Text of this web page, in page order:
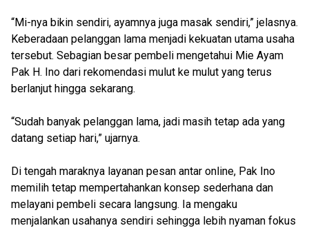
“Mi-nya bikin sendiri, ayamnya juga masak sendiri,” jelasnya.
Keberadaan pelanggan lama menjadi kekuatan utama usaha
tersebut. Sebagian besar pembeli mengetahui Mie Ayam
Pak H. Ino dari rekomendasi mulut ke mulut yang terus
berlanjut hingga sekarang.
“Sudah banyak pelanggan lama, jadi masih tetap ada yang
datang setiap hari,” ujarnya.
Di tengah maraknya layanan pesan antar online, Pak Ino
memilih tetap mempertahankan konsep sederhana dan
melayani pembeli secara langsung. Ia mengaku
menjalankan usahanya sendiri sehingga lebih nyaman fokus